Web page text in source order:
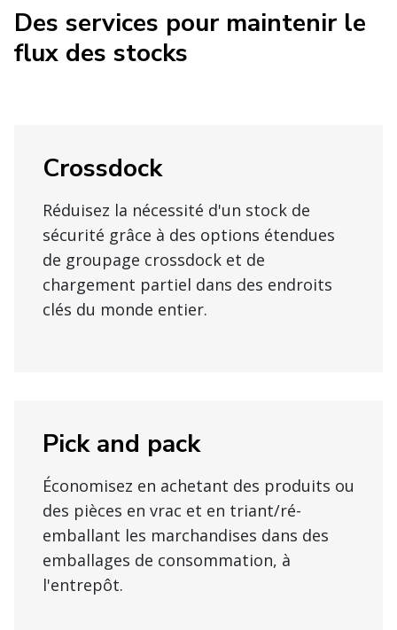
Des services pour maintenir le
flux des stocks
Crossdock
Réduisez la nécessité d'un stock de
sécurité grâce à des options étendues
de groupage crossdock et de
chargement partiel dans des endroits
clés du monde entier.
Pick and pack
Économisez en achetant des produits ou
des pièces en vrac et en triant/ré-
emballant les marchandises dans des
emballages de consommation, à
l'entrepôt.